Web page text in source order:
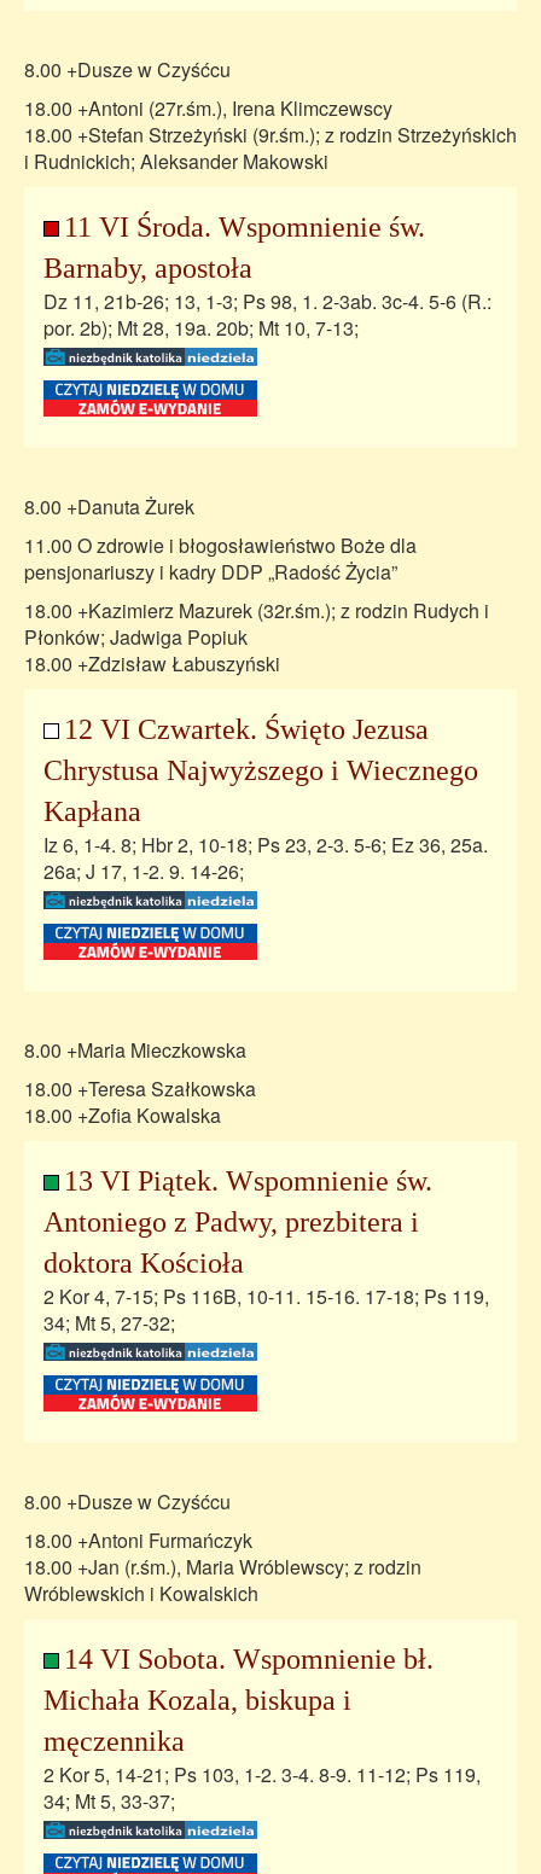
8.00 +Dusze w Czyśćcu
18.00 +Antoni (27r.śm.), Irena Klimczewscy
18.00 +Stefan Strzeżyński (9r.śm.); z rodzin Strzeżyńskich
i Rudnickich; Aleksander Makowski
11 VI Środa. Wspomnienie św.
Barnaby, apostoła
Dz 11, 21b-26; 13, 1-3; Ps 98, 1. 2-3ab. 3c-4. 5-6 (R.:
por. 2b); Mt 28, 19a. 20b; Mt 10, 7-13;
8.00 +Danuta Żurek
11.00 O zdrowie i błogosławieństwo Boże dla
pensjonariuszy i kadry DDP „Radość Życia”
18.00 +Kazimierz Mazurek (32r.śm.); z rodzin Rudych i
Płonków; Jadwiga Popiuk
18.00 +Zdzisław Łabuszyński
12 VI Czwartek. Święto Jezusa
Chrystusa Najwyższego i Wiecznego
Kapłana
Iz 6, 1-4. 8; Hbr 2, 10-18; Ps 23, 2-3. 5-6; Ez 36, 25a.
26a; J 17, 1-2. 9. 14-26;
8.00 +Maria Mieczkowska
18.00 +Teresa Szałkowska
18.00 +Zofia Kowalska
13 VI Piątek. Wspomnienie św.
Antoniego z Padwy, prezbitera i
doktora Kościoła
2 Kor 4, 7-15; Ps 116B, 10-11. 15-16. 17-18; Ps 119,
34; Mt 5, 27-32;
8.00 +Dusze w Czyśćcu
18.00 +Antoni Furmańczyk
18.00 +Jan (r.śm.), Maria Wróblewscy; z rodzin
Wróblewskich i Kowalskich
14 VI Sobota. Wspomnienie bł.
Michała Kozala, biskupa i
męczennika
2 Kor 5, 14-21; Ps 103, 1-2. 3-4. 8-9. 11-12; Ps 119,
34; Mt 5, 33-37;